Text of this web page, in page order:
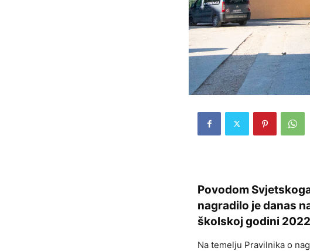
Povodom
nagradilo je danas
školskoj godini
Na temelju Pravilnika o